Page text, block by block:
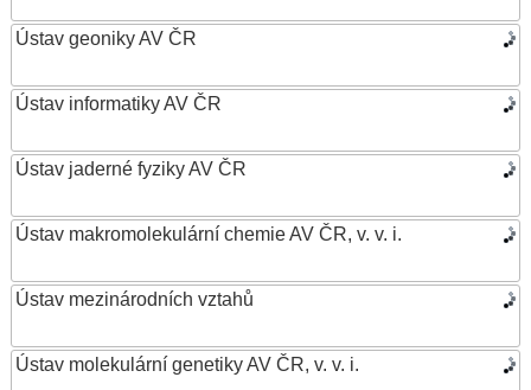
Ústav geoniky AV ČR
Ústav informatiky AV ČR
Ústav jaderné fyziky AV ČR
Ústav makromolekulární chemie AV ČR, v. v. i.
Ústav mezinárodních vztahů
Ústav molekulární genetiky AV ČR, v. v. i.